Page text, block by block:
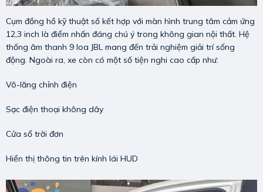
Cụm đồng hồ kỹ thuật số kết hợp với màn hình trung tâm cảm ứng
12,3 inch là điểm nhấn đáng chú ý trong không gian nội thất. Hệ
thống âm thanh 9 loa JBL mang đến trải nghiệm giải trí sống
động. Ngoài ra, xe còn có một số tiện nghi cao cấp như:
Vô-lăng chỉnh điện
Sạc điện thoại không dây
Cửa sổ trời đơn
Hiển thị thông tin trên kính lái HUD